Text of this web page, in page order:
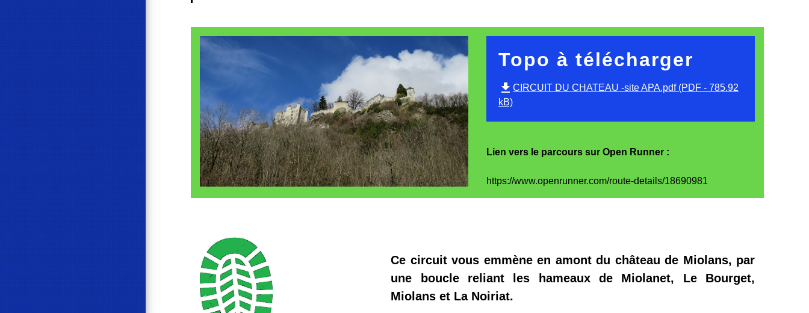
Topo à télécharger
file_download CIRCUIT DU CHATEAU -site APA.pdf (PDF - 785.92
kB)
Lien vers le parcours sur Open Runner :
https://www.openrunner.com/route-details/18690981
Ce circuit vous emmène en amont du château de Miolans, par
une boucle reliant les hameaux de Miolanet, Le Bourget,
Miolans et La Noiriat.